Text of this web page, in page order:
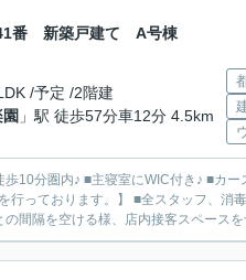
番 新築戸建て A号棟
/予定 /2階建
」駅 徒歩57分車12分 4.5km
10分圏内♪ ■主寝室にWIC付き♪ ■カ
行っております。】 ■全スタッフ、消
間隔を空ける様、店内接客スペース